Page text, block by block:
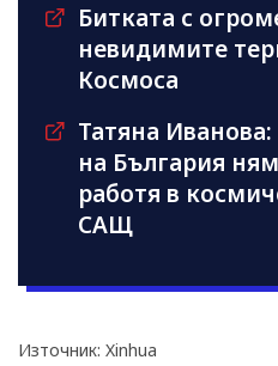
Битката с
невидимите
Космоса
Татяна
на България
работя в
САЩ
Източник: Xinhua